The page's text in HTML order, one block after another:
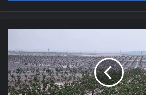
Tarım
Alanlarına
Zarar
Verdi